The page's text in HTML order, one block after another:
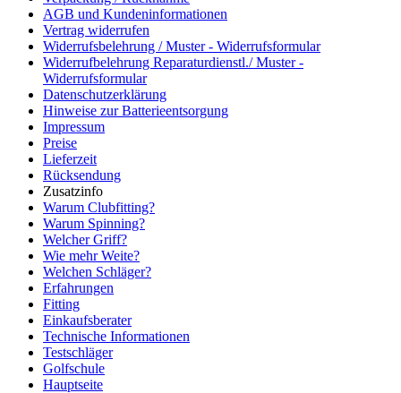
AGB und Kundeninformationen
Vertrag widerrufen
Widerrufsbelehrung / Muster - Widerrufsformular
Widerrufbelehrung Reparaturdienstl./ Muster -
Widerrufsformular
Datenschutzerklärung
Hinweise zur Batterieentsorgung
Impressum
Preise
Lieferzeit
Rücksendung
Zusatzinfo
Warum Clubfitting?
Warum Spinning?
Welcher Griff?
Wie mehr Weite?
Welchen Schläger?
Erfahrungen
Fitting
Einkaufsberater
Technische Informationen
Testschläger
Golfschule
Hauptseite